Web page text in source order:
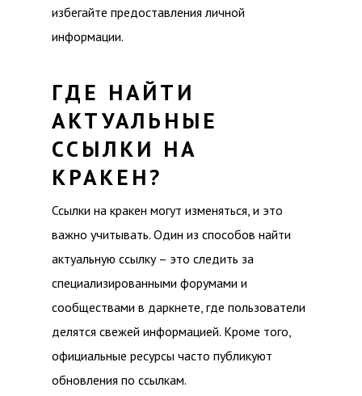
избегайте предоставления личной
информации.
ГДЕ НАЙТИ
АКТУАЛЬНЫЕ
ССЫЛКИ НА
КРАКЕН?
Ссылки на кракен могут изменяться, и это
важно учитывать. Один из способов найти
актуальную ссылку – это следить за
специализированными форумами и
сообществами в даркнете, где пользователи
делятся свежей информацией. Кроме того,
официальные ресурсы часто публикуют
обновления по ссылкам.